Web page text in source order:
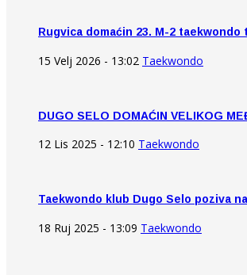
Rugvica domaćin 23. M-2
15 Velj 2026 - 13:02 Taekwondo
DUGO SELO DOMAĆIN VELIKOG
12 Lis 2025 - 12:10 Taekwondo
Taekwondo klub Dugo Selo poziva
18 Ruj 2025 - 13:09 Taekwondo